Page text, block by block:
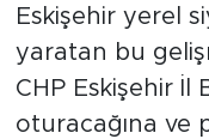
Eskişehir yerel
yaratan bu
CHP Eskişehir İl
oturacağına ve